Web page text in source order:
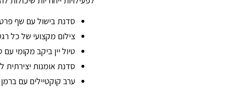
סדנת בישול עם שף
צילום מקצועי של כל
טיול יין ביקב מקומי עם
סדנת אומנות
ערב קוקטיילים עם